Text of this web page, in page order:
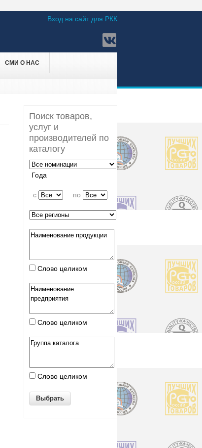
Вход на сайт для РКК
СМИ О НАС
Поиск товаров,
услуг и
производителей по
каталогу
Года
c по
Слово целиком
Слово целиком
Слово целиком